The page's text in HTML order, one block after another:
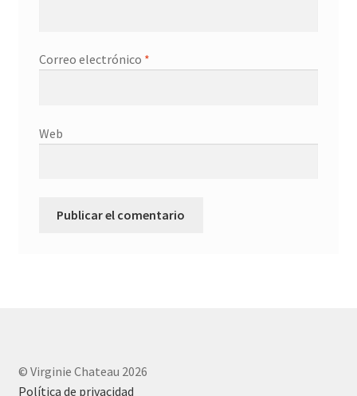
Correo electrónico *
Web
© Virginie Chateau 2026
Política de privacidad